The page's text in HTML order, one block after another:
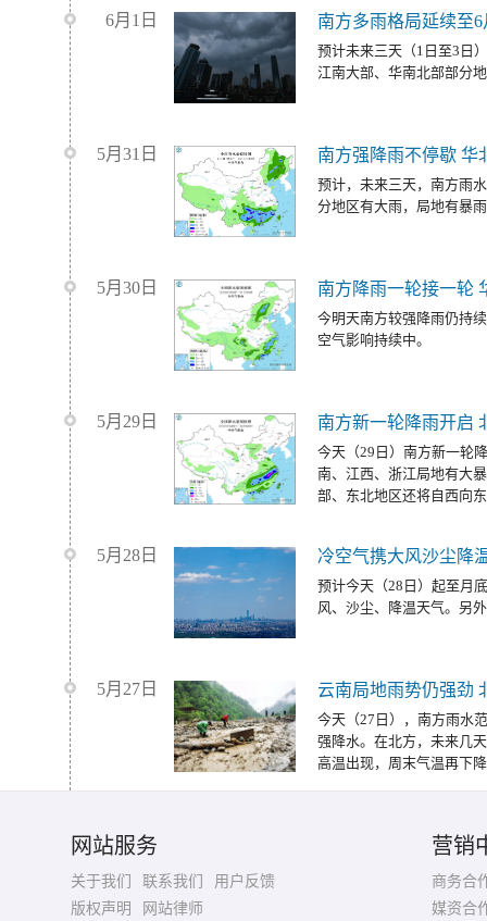
6月1日 南方多雨格局延续至
预计未来三天（1日至3日
江南大部、华南北部部分
5月31日 南方强降雨不停歇 华
预计，未来三天，南方雨
分地区有大雨，局地有暴
5月30日 南方降雨一轮接一轮
今明天南方较强降雨仍持
空气影响持续中。
5月29日 南方新一轮降雨开启
今天（29日）南方新一轮
南、江西、浙江局地有大
部、东北地区还将自西向
5月28日 冷空气携大风沙尘降
预计今天（28日）起至月
风、沙尘、降温天气。另
5月27日 云南局地雨势仍强劲
今天（27日），南方雨水
强降水。在北方，未来几
高温出现，周末气温再下
网站服务
关于我们 联系我们
用户反馈
版权声明
网站律师
营销
商务合
媒资合